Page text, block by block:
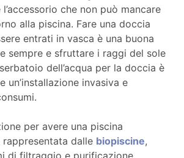
l’accessorio che non può mancare
alla piscina. Fare una doccia
entrati in vasca è una buona
sempre e sfruttare i raggi del sole
dell’acqua per la doccia è
un’installazione invasiva e
per avere una piscina
dalle biopiscine,